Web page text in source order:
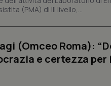
(PMA) di III livello,...
(Omceo Roma):
e certezza per i
Questo cookie viene utilizzato
interazione con il sito. Registra i
impostazioni sulla privacy,
preferenze siano onorate nelle
3
Questo cookie viene utilizzato